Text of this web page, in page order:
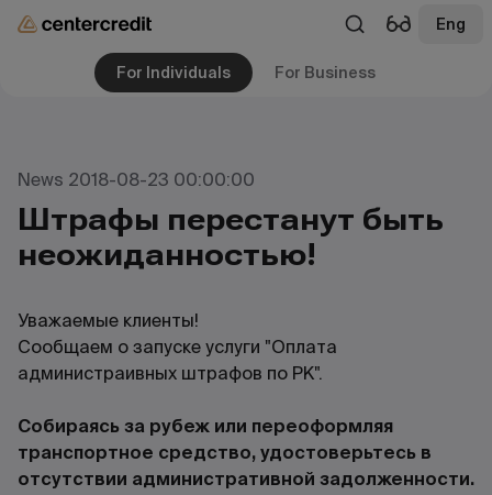
Eng
For Individuals For Business
News 2018-08-23 00:00:00
Штрафы перестанут быть
неожиданностью!
Уважаемые клиенты!
Сообщаем о запуске услуги "Оплата
администраивных штрафов по РК".
Собираясь за рубеж или переоформляя
транспортное средство, удостоверьтесь в
отсутствии административной задолженности.